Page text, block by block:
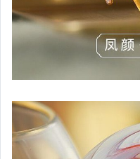
手錶與飾品配件
家電與影音視聽